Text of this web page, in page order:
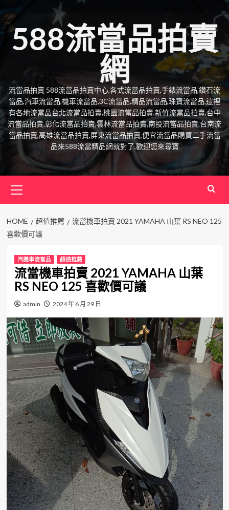
to
content
588流當品拍賣
網
流當品拍賣 588流當品拍賣中心,各式流當品拍賣,手錶流當品,鑽石流
當品,汽車流當品,機車流當品,3C流當品,精品流當品,珠寶流當品,這裡
有各地流當品台北流當品拍賣,桃園流當品拍賣,新竹流當品拍賣,台中
流當品拍賣,彰化流當品拍賣,雲林流當品拍賣,南投流當品拍賣,台南流
當品拍賣,高雄流當品拍賣,屏東流當品拍賣,便宜流當品購買二手流當
品來588流當精品網就對了,歡迎您來尋寶
Menu
HOME 超值推薦
流當機車拍賣 2021 YAMAHA 山葉 RS NEO 125
喜歡價可議
汽機車流當品 超值推薦
流當機車拍賣 2021 YAMAHA 山葉
RS NEO 125 喜歡價可議
admin 2024 年 6 月 29 日